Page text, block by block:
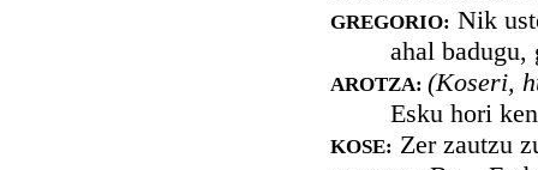
GREGORIO: Nik
ahal
AROTZA: (Koseri,
Esku hori
KOSE: Zer zautzu